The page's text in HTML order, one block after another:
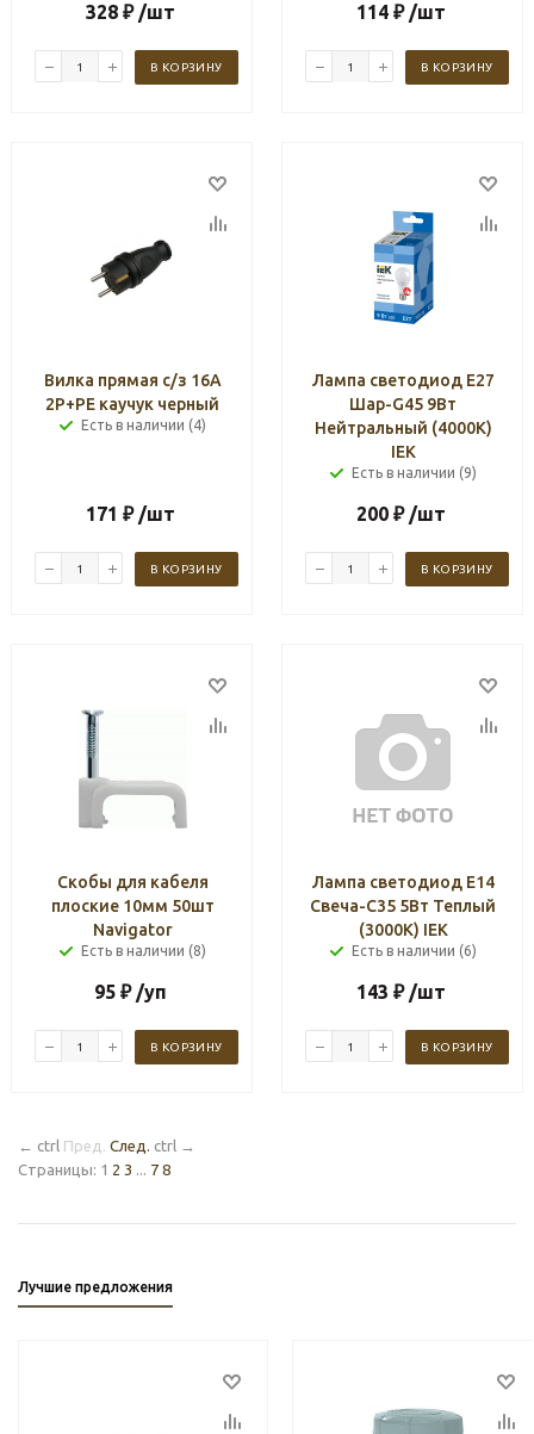
328₽ /шт
В КОРЗИНУ
114₽ /шт
В КОРЗИНУ
Вилка прямая с/з 16А
2Р+РЕ каучук черный
Есть в наличии (4)
171 ₽ /шт
В КОРЗИНУ
Лампа светодиод Е27
Шар-G45 9Вт
Нейтральный (4000К)
IEK
Есть в наличии (9)
200₽ /шт
В КОРЗИНУ
Скобы для кабеля
плоские 10мм 50шт
Navigator
Есть в наличии (8)
95₽ /уп
В КОРЗИНУ
Лампа светодиод Е14
Свеча-C35 5Вт Теплый
(3000К) IEK
Есть в наличии (6)
143 ₽ /шт
В КОРЗИНУ
← ctrl Пред. След. ctrl →
Страницы: 1 2 3 ... 7 8
Лучшие предложения